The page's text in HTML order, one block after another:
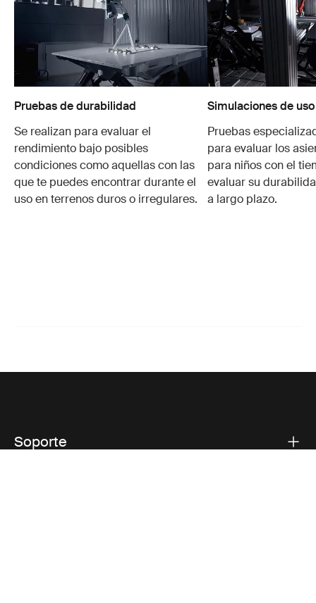
Pruebas de durabilidad
Se realizan para evaluar el
rendimiento bajo posibles
condiciones como aquellas con las
que te puedes encontrar durante el
uso en terrenos duros o irregulares.
Simulaciones de
Pruebas
para evaluar los
para niños con el
evaluar su
a largo plazo.
Soporte